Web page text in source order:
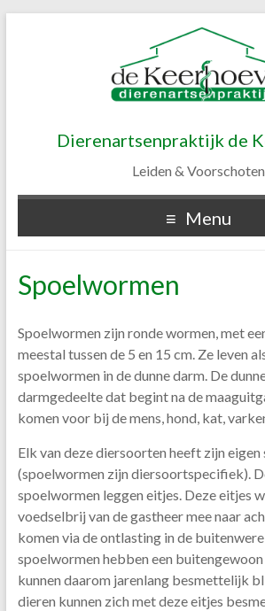
Dierenartsenpraktijk de
Leiden & Voorschoten
Menu
Spoelwormen
Spoelwormen zijn ronde wormen, met
meestal tussen de 5 en 15 cm. Ze leven
spoelwormen in de dunne darm. De
darmgedeelte dat begint na de
komen voor bij de mens, hond, kat,
Elk van deze diersoorten heeft zijn
(spoelwormen zijn diersoortspecifiek).
spoelwormen leggen eitjes. Deze eitjes
voedselbrij van de gastheer mee naar
komen via de ontlasting in de
spoelwormen hebben een
kunnen daarom jarenlang besmettelijk
dieren kunnen zich met deze eitjes